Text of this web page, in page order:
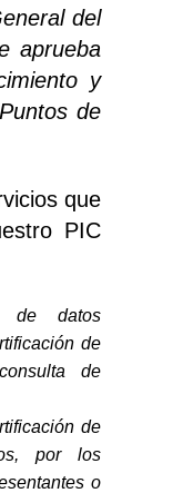
del
aprueba
y
de
que
PIC
de datos
de
de
de
por los
o